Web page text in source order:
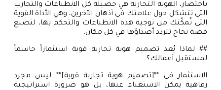
باختصار، الهوية التجارية هي حصيلة كل الانطباعات والتجارب
التي تتشكل حول علامتك في أذهان الآخرين، وهي الأداة القوية
التي تُمكّنك من توجيه هذه الانطباعات والتحكم بها، لتصنع
قصة نجاح تتردد أصداؤها في كل مكان.
## لماذا يُعد تصميم هوية تجارية قوية استثماراً حاسماً
لمستقبل أعمالك؟
الاستثمار في **[تصميم هوية تجارية قوية]** ليس مجرد
رفاهية يمكن الاستغناء عنها، بل هو ضرورة استراتيجية